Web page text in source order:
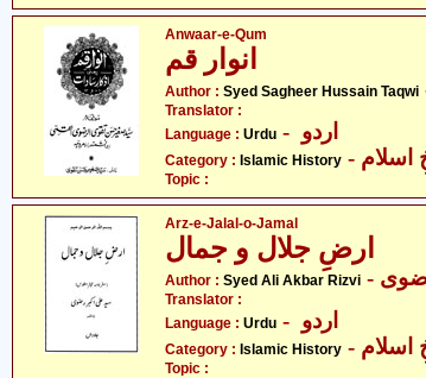
Anwaar-e-Qum
انوار قم
Author : Syed Sagheer Hussain Taqwi
Translator :
Language : Urdu
Category : Islamic History اسلام
Topic :
Arz-e-Jalal-o-Jamal
Author : Syed Ali Akbar Rizvi
Translator :
Language : Urdu
Category : Islamic History اسلام
Topic :